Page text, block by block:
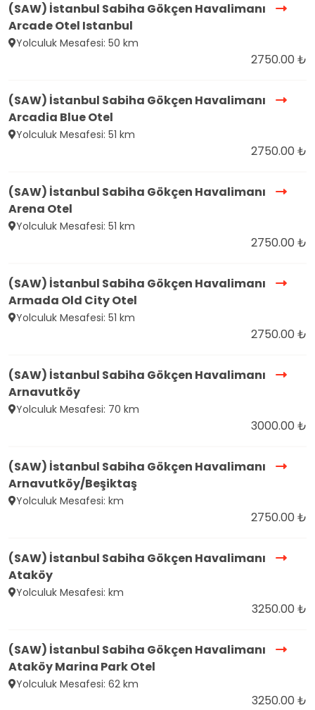
(SAW) İstanbul Sabiha Gökçen Havalimanı
Arcade Otel Istanbul
Yolculuk Mesafesi: 50 km
2750.00 ₺
(SAW) İstanbul Sabiha Gökçen Havalimanı
Arcadia Blue Otel
Yolculuk Mesafesi: 51 km
2750.00 ₺
(SAW) İstanbul Sabiha Gökçen Havalimanı
Arena Otel
Yolculuk Mesafesi: 51 km
2750.00 ₺
(SAW) İstanbul Sabiha Gökçen Havalimanı
Armada Old City Otel
Yolculuk Mesafesi: 51 km
2750.00 ₺
(SAW) İstanbul Sabiha Gökçen Havalimanı
Arnavutköy
Yolculuk Mesafesi: 70 km
3000.00 ₺
(SAW) İstanbul Sabiha Gökçen Havalimanı
Arnavutköy/Beşiktaş
Yolculuk Mesafesi: km
2750.00 ₺
(SAW) İstanbul Sabiha Gökçen Havalimanı
Ataköy
Yolculuk Mesafesi: km
3250.00 ₺
(SAW) İstanbul Sabiha Gökçen Havalimanı
Ataköy Marina Park Otel
Yolculuk Mesafesi: 62 km
3250.00 ₺